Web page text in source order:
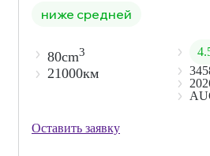
ниже средней
80cm3
21000км
Оставить заявку